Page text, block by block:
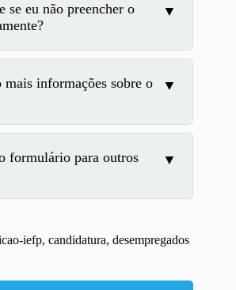
se eu não preencher o
mais informações sobre o
formulário para outros
iefp, candidatura, desempregados